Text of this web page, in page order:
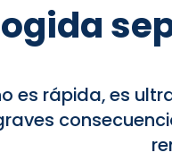
es rápida, es